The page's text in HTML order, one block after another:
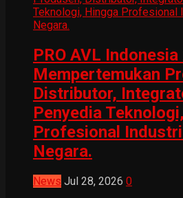
PRO AVL
Mempertemukan
Distributor,
Penyedia
Profesional
Negara.
News Jul 28, 2026 0